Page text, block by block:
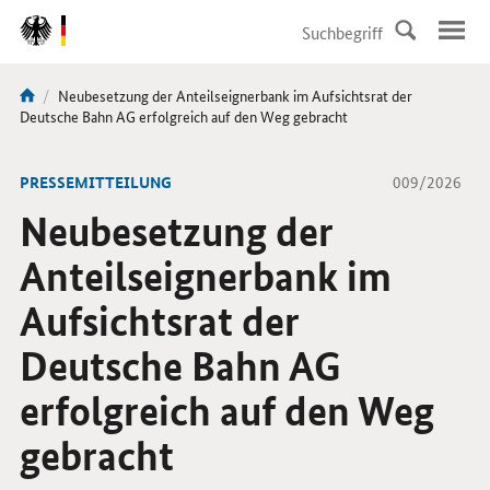
DirektZu:
Navigation
Sie
sind
Aktuelle
Seite:
Neubesetzung der Anteilseignerbank im Aufsichtsrat der
Deutsche Bahn AG erfolgreich auf den Weg gebracht
PRESSEMITTEILUNG 009/2026
Neubesetzung der
Anteilseignerbank im
Aufsichtsrat der
Deutsche Bahn AG
erfolgreich auf den Weg
gebracht